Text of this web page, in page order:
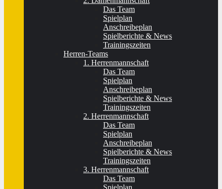
Das Team
Spielplan
Anschreibeplan
Spielberichte & News
Trainingszeiten
Herren-Teams
1. Herrenmannschaft
Das Team
Spielplan
Anschreibeplan
Spielberichte & News
Trainingszeiten
2. Herrenmannschaft
Das Team
Spielplan
Anschreibeplan
Spielberichte & News
Trainingszeiten
3. Herrenmannschaft
Das Team
Spielplan